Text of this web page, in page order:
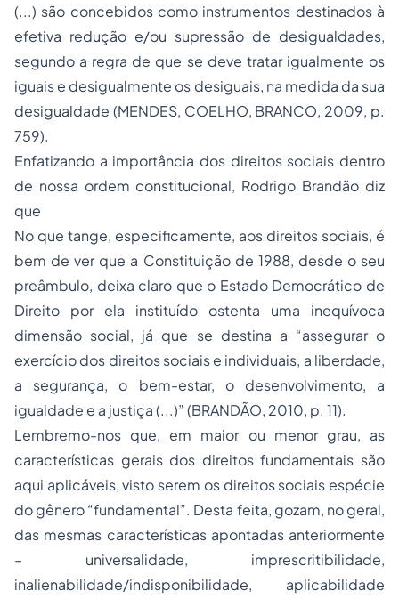
(...) são concebidos como instrumentos destinados à
efetiva redução e/ou supressão de desigualdades,
segundo a regra de que se deve tratar igualmente os
iguais e desigualmente os desiguais, na medida da sua
desigualdade (MENDES, COELHO, BRANCO, 2009, p.
759).
Enfatizando a importância dos direitos sociais dentro
de nossa ordem constitucional, Rodrigo Brandão diz
que
No que tange, especificamente, aos direitos sociais, é
bem de ver que a Constituição de 1988, desde o seu
preâmbulo, deixa claro que o Estado Democrático de
Direito por ela instituído ostenta uma inequívoca
dimensão social, já que se destina a “assegurar o
exercício dos direitos sociais e individuais, a liberdade,
a segurança, o bem-estar, o desenvolvimento, a
igualdade e a justiça (...)” (BRANDÃO, 2010, p. 11).
Lembremo-nos que, em maior ou menor grau, as
características gerais dos direitos fundamentais são
aqui aplicáveis, visto serem os direitos sociais espécie
do gênero “fundamental”. Desta feita, gozam, no geral,
das mesmas características apontadas anteriormente
– universalidade, imprescritibilidade,
inalienabilidade/indisponibilidade, aplicabilidade